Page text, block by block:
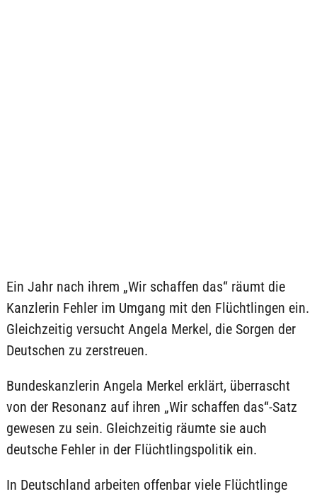
Ein Jahr nach ihrem „Wir schaffen das“ räumt die
Kanzlerin Fehler im Umgang mit den Flüchtlingen ein.
Gleichzeitig versucht Angela Merkel, die Sorgen der
Deutschen zu zerstreuen.
Bundeskanzlerin Angela Merkel erklärt, überrascht
von der Resonanz auf ihren „Wir schaffen das“-Satz
gewesen zu sein. Gleichzeitig räumte sie auch
deutsche Fehler in der Flüchtlingspolitik ein.
In Deutschland arbeiten offenbar viele Flüchtlinge